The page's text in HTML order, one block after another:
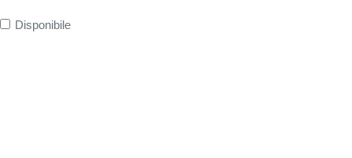
Disponibile